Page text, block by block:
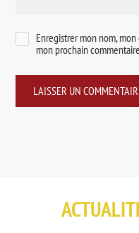
Enregistrer mon nom,
mon prochain